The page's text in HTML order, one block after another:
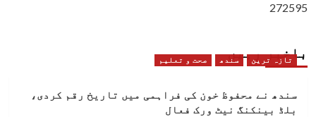
272595
باخبر رہیں
تازہ ترین سندھ صحت و تعلیم
سندھ نے محفوظ خون کی فراہمی میں تاریخ رقم کردی،
بلڈ بینکنگ نیٹ ورک فعال